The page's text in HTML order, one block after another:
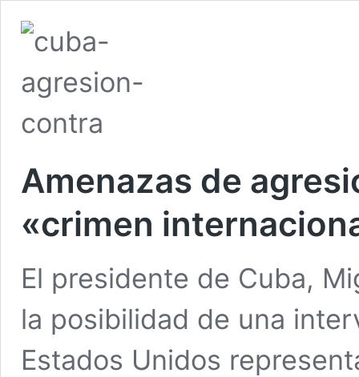
Amenazas de
«crimen
El presidente de Cuba,
la posibilidad de una
Estados Unidos